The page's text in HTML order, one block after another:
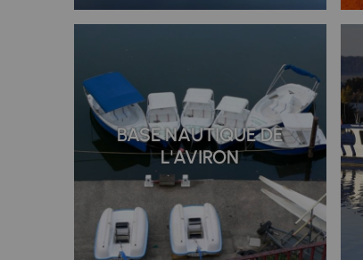
BASE NAUTIQUE DE
L'AVIRON